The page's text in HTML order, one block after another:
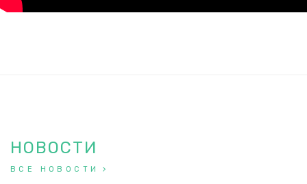
НОВОСТИ
ВСЕ НОВОСТИ